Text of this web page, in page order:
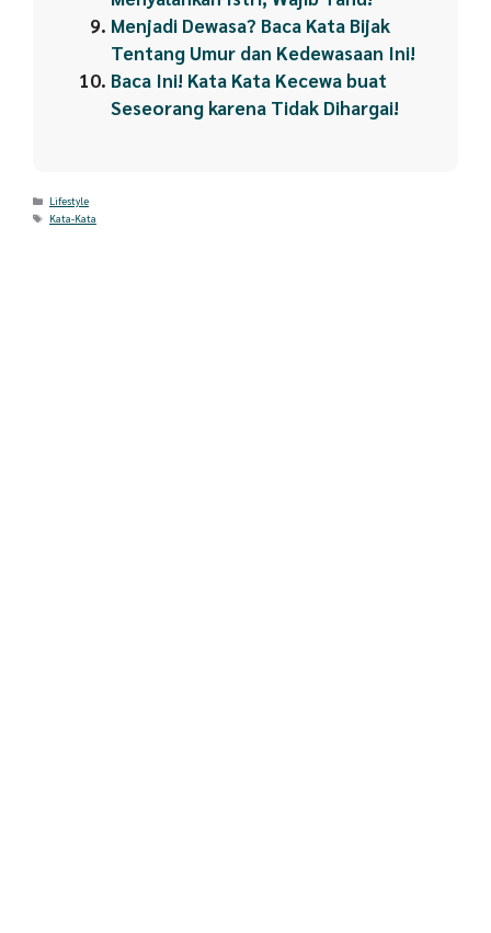
Menjadi Dewasa? Baca Kata Bijak
Tentang Umur dan Kedewasaan Ini!
Baca Ini! Kata Kata Kecewa buat
Seseorang karena Tidak Dihargai!
Categories
Lifestyle
Tags
Kata-Kata